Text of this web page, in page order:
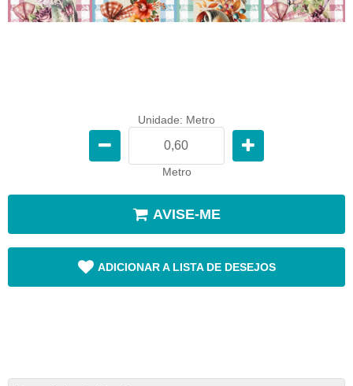
Unidade: Metro
Metro
AVISE-ME
ADICIONAR A LISTA DE DESEJOS